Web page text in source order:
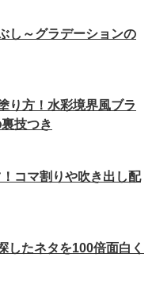
し～グラデーションの
り方！水彩境界風ブラ
技つき
コマ割りや吹き出し配
したネタを100倍面白く